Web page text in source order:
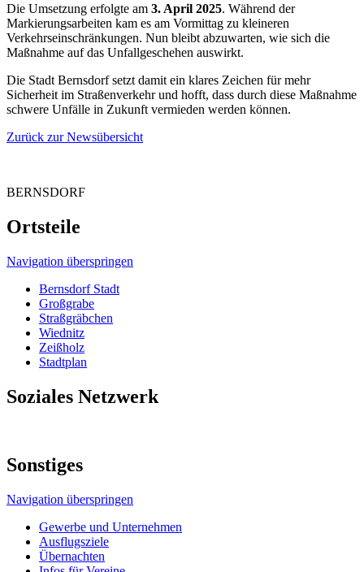
Die Umsetzung erfolgte am 3. April 2025. Während der
Markierungsarbeiten kam es am Vormittag zu kleineren
Verkehrseinschränkungen. Nun bleibt abzuwarten, wie sich die
Maßnahme auf das Unfallgeschehen auswirkt.
Die Stadt Bernsdorf setzt damit ein klares Zeichen für mehr
Sicherheit im Straßenverkehr und hofft, dass durch diese Maßnahme
schwere Unfälle in Zukunft vermieden werden können.
Zurück zur Newsübersicht
BERNSDORF
Ortsteile
Navigation überspringen
Bernsdorf Stadt
Großgrabe
Straßgräbchen
Wiednitz
Zeißholz
Stadtplan
Soziales Netzwerk
Sonstiges
Navigation überspringen
Gewerbe und Unternehmen
Ausflugsziele
Übernachten